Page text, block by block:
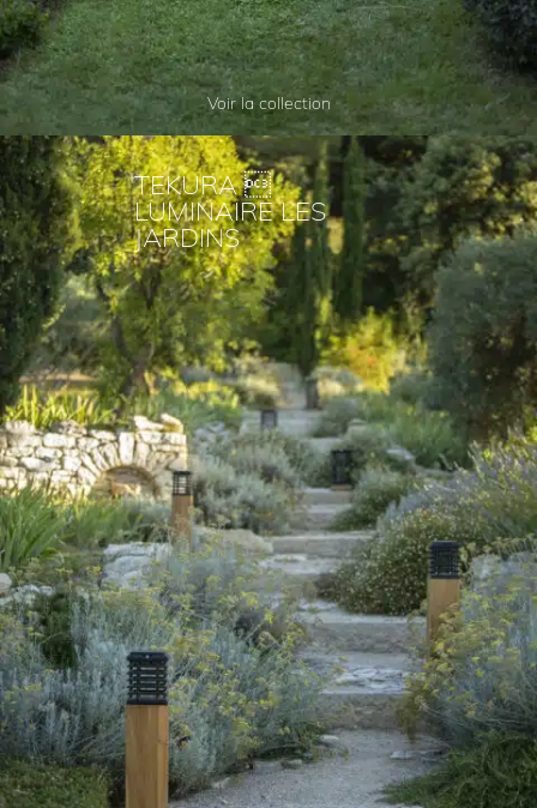
Voir la collection
TEKURA 
LUMINAIRE LES
JARDINS